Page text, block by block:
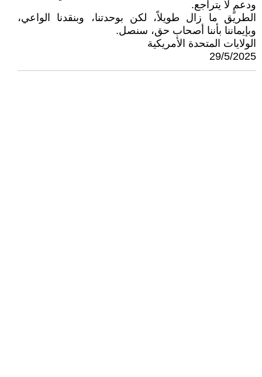
ودعمٍ لا يتراجع.
الطريق ما زال طويلاً، لكن بوحدتنا، وبنقدنا الواعي،
وبإيماننا بأننا أصحاب حق، سنصل.
الولايات المتحدة الأمريكية
29/5/2025